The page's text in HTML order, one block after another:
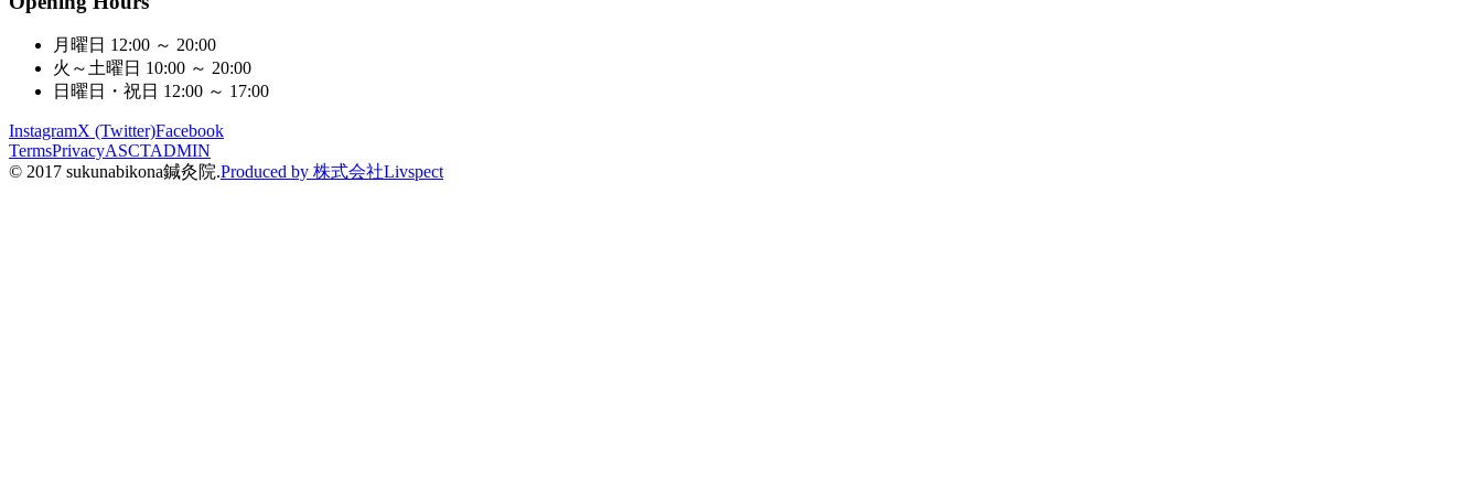
月曜日 12:00 ～ 20:00
火～土曜日 10:00 ～ 20:00
日曜日・祝日 12:00 ～ 17:00
InstagramX (Twitter)Facebook
TermsPrivacyASCTADMIN
© 2017 sukunabikona鍼灸院.Produced by 株式会社Livspect